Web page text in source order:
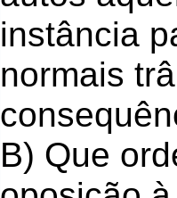
instância
normais
B) Que